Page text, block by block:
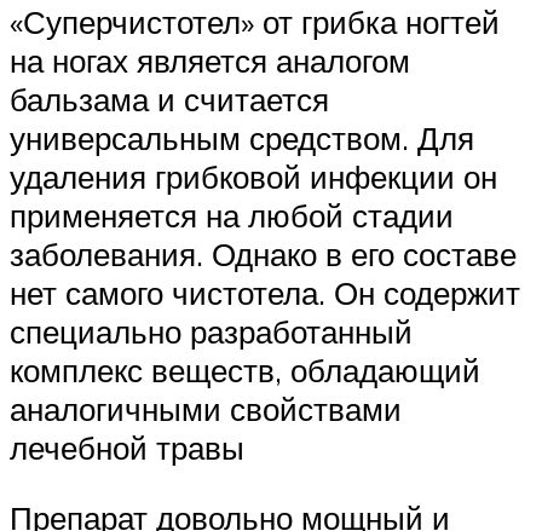
«Суперчистотел» от грибка ногтей
на ногах является аналогом
бальзама и считается
универсальным средством. Для
удаления грибковой инфекции он
применяется на любой стадии
заболевания. Однако в его составе
нет самого чистотела. Он содержит
специально разработанный
комплекс веществ, обладающий
аналогичными свойствами
лечебной травы
Препарат довольно мощный и